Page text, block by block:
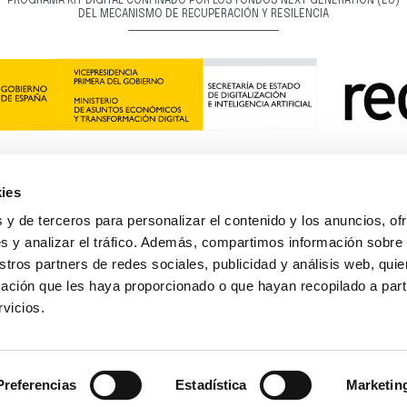
de terceros para personalizar el contenido y los anuncios,
y analizar el tráfico. Además, compartimos información sobre
partners de redes sociales, publicidad y análisis web,
que les haya proporcionado o que hayan recopilado a
Estadística
DEL MECANISMO DE RECUPERACIÓN Y RESILENCIA
NextGenerationEU. Sin embargo, los puntos de vista y las opiniones expresadas son
responsables de las mismas
Política de cookies Gestionar cookies